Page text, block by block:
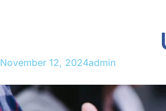
November 12, 2024admin